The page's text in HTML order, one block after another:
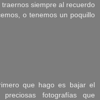
siempre al recuerdo
o tenemos un poquillo
que hago es bajar el
fotografías que